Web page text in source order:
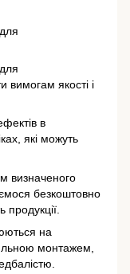
вимогам якості і
в
які можуть
визначеного
безкоштовно
продукції.
на
монтажем,